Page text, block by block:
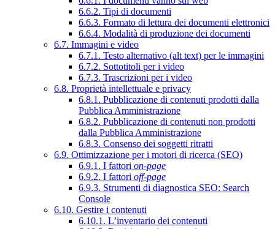
6.6.2. Tipi di documenti
6.6.3. Formato di lettura dei documenti elettronici
6.6.4. Modalità di produzione dei documenti
6.7. Immagini e video
6.7.1. Testo alternativo (alt text) per le immagini
6.7.2. Sottotitoli per i video
6.7.3. Trascrizioni per i video
6.8. Proprietà intellettuale e privacy
6.8.1. Pubblicazione di contenuti prodotti dalla
Pubblica Amministrazione
6.8.2. Pubblicazione di contenuti non prodotti
dalla Pubblica Amministrazione
6.8.3. Consenso dei soggetti ritratti
6.9. Ottimizzazione per i motori di ricerca (SEO)
6.9.1. I fattori on-page
6.9.2. I fattori off-page
6.9.3. Strumenti di diagnostica SEO: Search
Console
6.10. Gestire i contenuti
6.10.1. L’inventario dei contenuti